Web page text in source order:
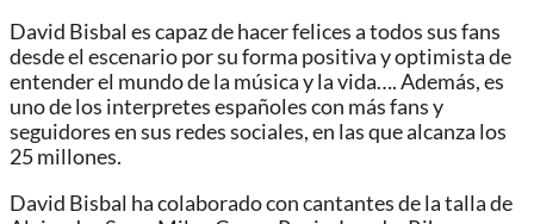
David Bisbal es capaz de hacer felices a todos sus fans
desde el escenario por su forma positiva y optimista de
entender el mundo de la música y la vida…. Además, es
uno de los interpretes españoles con más fans y
seguidores en sus redes sociales, en las que alcanza los
25 millones.
David Bisbal ha colaborado con cantantes de la talla de